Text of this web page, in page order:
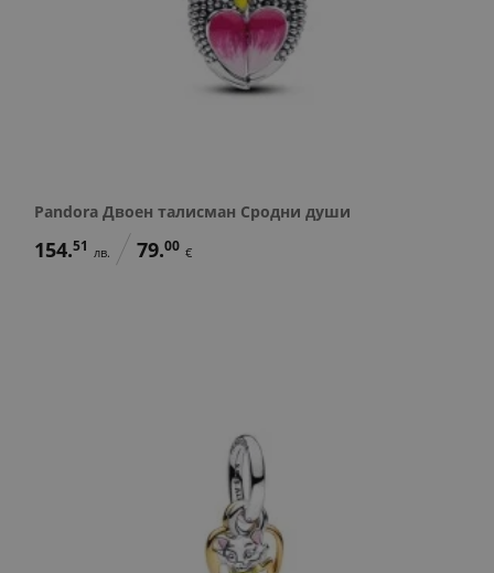
Pandora Двоен талисман Сродни души
154.51 лв. 79.00 €